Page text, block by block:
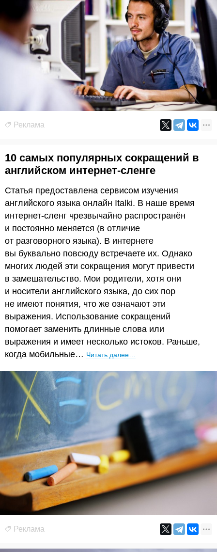
Реклама
10 самых популярных сокращений в
английском интернет-сленге
Статья предоставлена сервисом изучения
английского языка онлайн Italki. В наше время
интернет-сленг чрезвычайно распространён
и постоянно меняется (в отличие
от разговорного языка). В интернете
вы буквально повсюду встречаете их. Однако
многих людей эти сокращения могут привести
в замешательство. Мои родители, хотя они
и носители английского языка, до сих пор
не имеют понятия, что же означают эти
выражения. Использование сокращений
помогает заменить длинные слова или
выражения и имеет несколько истоков. Раньше,
когда мобильные… Читать далее…
Реклама